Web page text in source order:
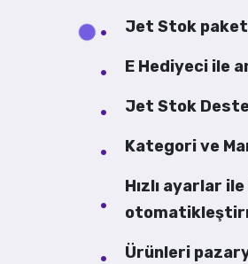
Jet Stok
E Hediyeci ile
Jet Stok
Kategori ve
Hızlı ayarlar
Ürünleri